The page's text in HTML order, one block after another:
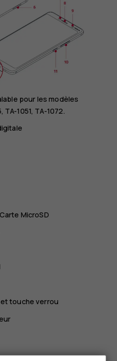
pour les modèles
1051, TA-1072.
MicroSD
touche verrou